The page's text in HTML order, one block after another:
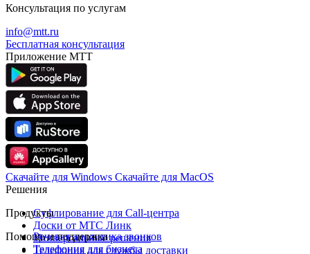
Консультация по услугам
info@mtt.ru
Бесплатная консультация
Приложение МТТ
Скачайте для Windows Cкачайте для MacOS
Решения
Суфлирование для Call‑центра
Доски от МТС Линк
Универсальные решения
Телефония для службы доставки
Продукты
Речевая аналитика звонков
Телефония для бизнеса
Помощь и поддержка